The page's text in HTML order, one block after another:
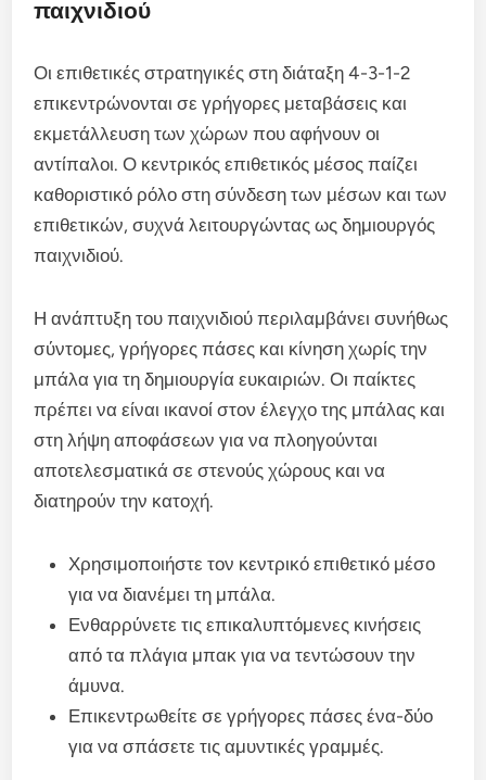
παιχνιδιού
Οι επιθετικές στρατηγικές στη διάταξη 4-3-1-2
επικεντρώνονται σε γρήγορες μεταβάσεις και
εκμετάλλευση των χώρων που αφήνουν οι
αντίπαλοι. Ο κεντρικός επιθετικός μέσος παίζει
καθοριστικό ρόλο στη σύνδεση των μέσων και των
επιθετικών, συχνά λειτουργώντας ως δημιουργός
παιχνιδιού.
Η ανάπτυξη του παιχνιδιού περιλαμβάνει συνήθως
σύντομες, γρήγορες πάσες και κίνηση χωρίς την
μπάλα για τη δημιουργία ευκαιριών. Οι παίκτες
πρέπει να είναι ικανοί στον έλεγχο της μπάλας και
στη λήψη αποφάσεων για να πλοηγούνται
αποτελεσματικά σε στενούς χώρους και να
διατηρούν την κατοχή.
Χρησιμοποιήστε τον κεντρικό επιθετικό μέσο
για να διανέμει τη μπάλα.
Ενθαρρύνετε τις επικαλυπτόμενες κινήσεις
από τα πλάγια μπακ για να τεντώσουν την
άμυνα.
Επικεντρωθείτε σε γρήγορες πάσες ένα-δύο
για να σπάσετε τις αμυντικές γραμμές.